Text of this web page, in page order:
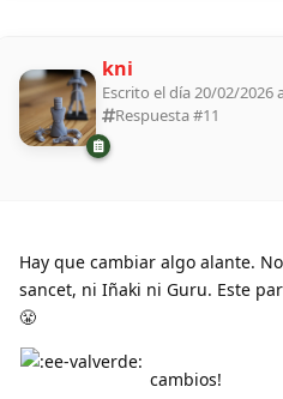
kni
Escrito el día 20/02/2026
Respuesta #11
Hay que cambiar algo alante.
sancet, ni Iñaki ni Guru. Este
😤
cambios!